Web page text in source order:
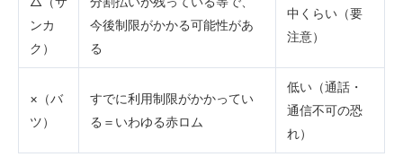
ンカ
ク）
今後制限がかかる可能性があ
る
中くらい（要
注意）
×（バ
ツ）
すでに利用制限がかかってい
る＝いわゆる赤ロム
低い（通話・
通信不可の恐
れ）